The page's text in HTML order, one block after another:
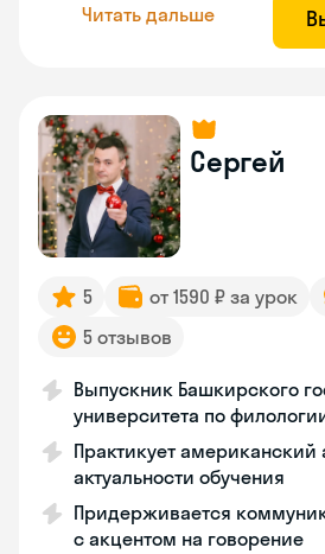
Читать дальше
Сергей
5 от 1590 ₽ за урок
5 отзывов
Выпускник Башкирского
университета по
Практикует американский
актуальности обучения
Придерживается
с акцентом на говорение